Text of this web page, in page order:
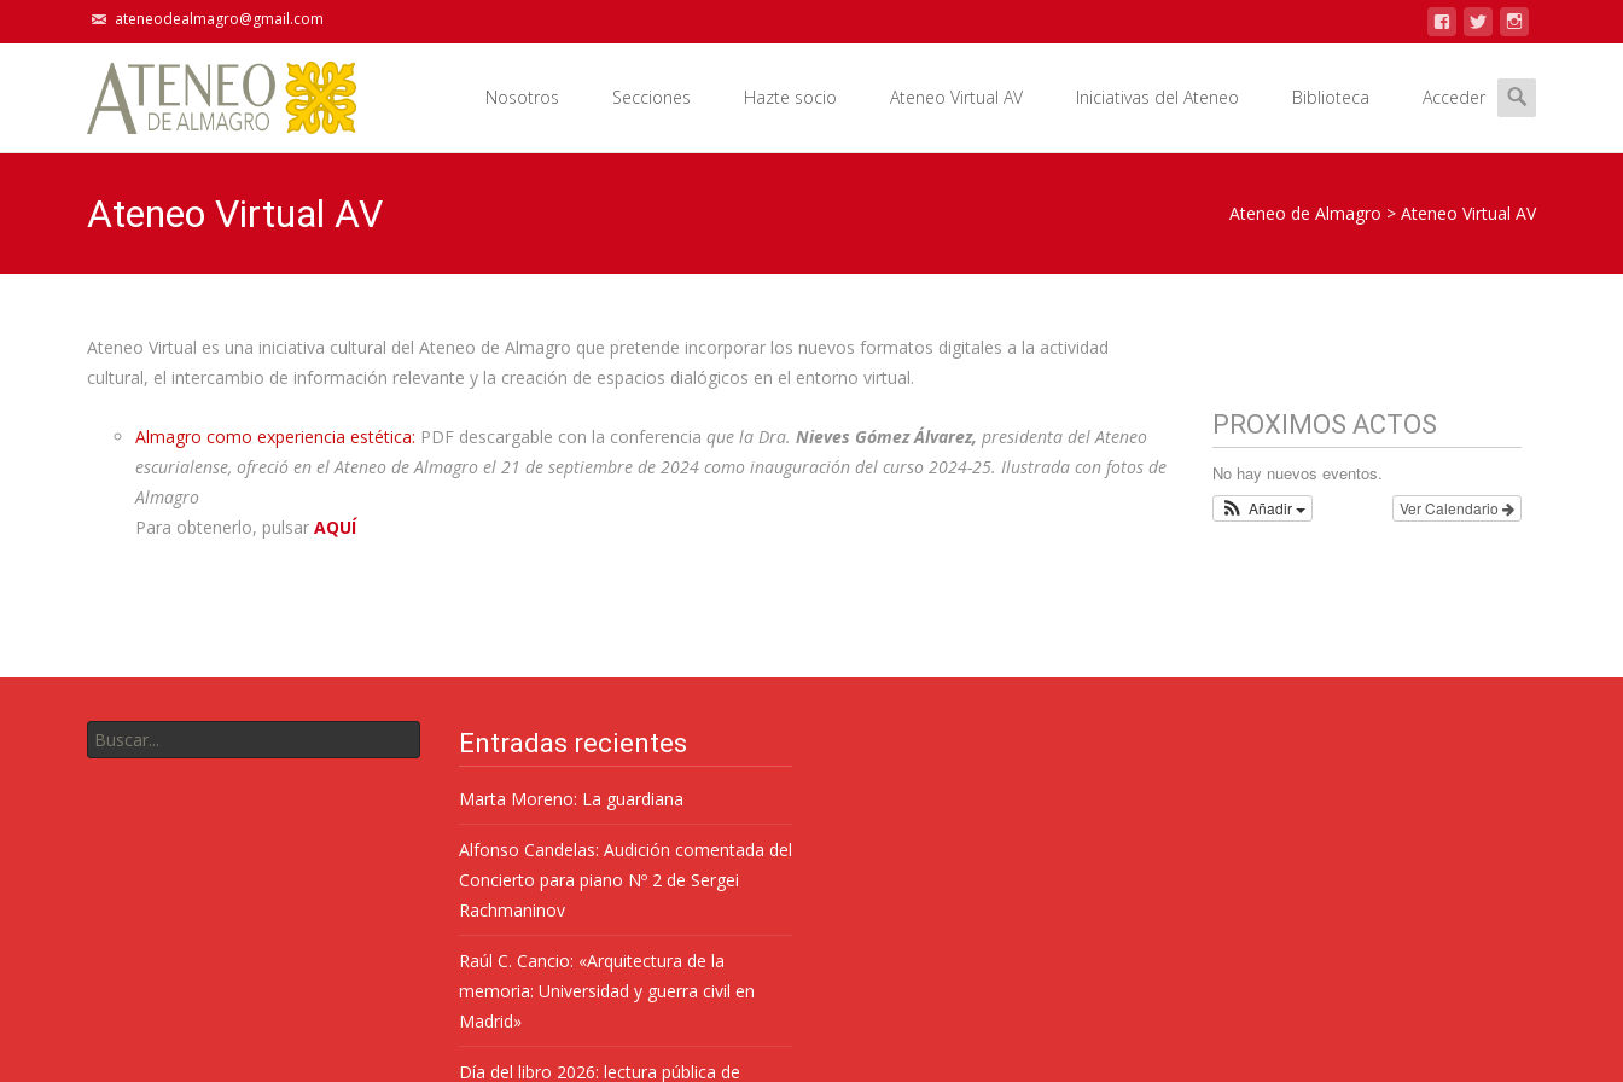
ateneodealmagro@gmail.com
Nosotros Secciones Hazte socio Ateneo Virtual AV Iniciativas del Ateneo Biblioteca Acceder
Ateneo Virtual AV Ateneo de Almagro > Ateneo Virtual AV
Ateneo Virtual es una iniciativa cultural del Ateneo de Almagro que pretende incorporar los nuevos formatos digitales a la actividad
cultural, el intercambio de información relevante y la creación de espacios dialógicos en el entorno virtual.
Almagro como experiencia estética: PDF descargable con la conferencia que la Dra. Nieves Gómez Álvarez, presidenta delAteneo
escurialense, ofreció en el Ateneo de Almagro el 21 de septiembre de 2024 como inauguración del curso 2024-25. Ilustrada con fotos de
Almagro
Para obtenerlo, pulsar AQUÍ
PROXIMOS ACTOS
No hay nuevos eventos.
Ver Calendario
Añadir
Entradas recientes
Marta Moreno: La guardiana
Alfonso Candelas: Audición comentada del
Concierto para piano Nº 2 de Sergei
Rachmaninov
Raúl C. Cancio: «Arquitectura de la
memoria: Universidad y guerra civil en
Madrid»
Día del libro 2026: lectura pública de